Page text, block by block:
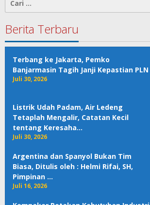
untuk:
Berita Terbaru
Terbang ke Jakarta, Pemko
Banjarmasin Tagih Janji Kepastian PLN
Juli 30, 2026
Listrik Udah Padam, Air Ledeng
Tetaplah Mengalir, Catatan Kecil
tentang Keresaha…
Juli 30, 2026
Argentina dan Spanyol Bukan Tim
Biasa, Ditulis oleh : Helmi Rifai, SH,
Pimpinan …
Juli 16, 2026